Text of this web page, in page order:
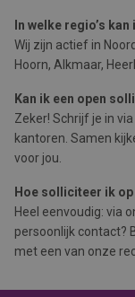
In welke regio’s
Wij zijn actief in
Hoorn, Alkmaar,
Kan ik een open
Zeker! Schrijf je in
kantoren. Samen
voor jou.
Hoe solliciteer ik
Heel eenvoudig: via
persoonlijk contact?
met een van onze